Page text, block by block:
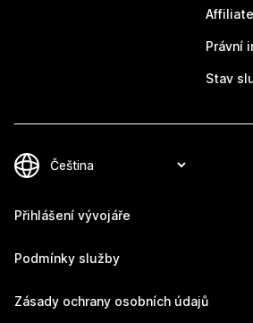
Právní
Stav
Přihlášení vývojáře
Podmínky služby
Zásady ochrany osobních údajů